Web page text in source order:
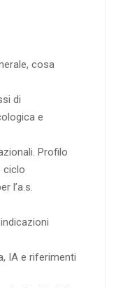
cosa
di
e
Profilo
ciclo
l’a.s.
IA e riferimenti